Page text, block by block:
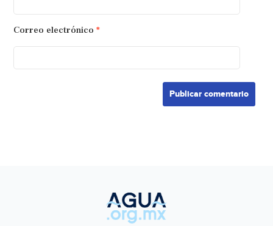
Correo electrónico *